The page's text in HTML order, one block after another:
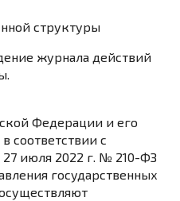
структуры
журнала действий
Федерации и его
соответствии с
июля 2022 г. № 210-ФЗ
государственных